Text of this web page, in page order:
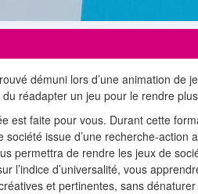
démuni lors d’une animation de
réadapter un jeu pour le rendre
est faite pour vous. Durant cette
société issue d’une recherche-
permettra de rendre les jeux de
l’indice d’universalité, vous
et pertinentes, sans dénaturer